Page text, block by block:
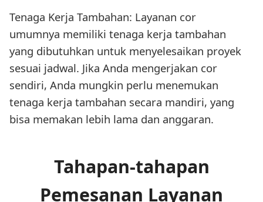
Tenaga Kerja Tambahan: Layanan cor
umumnya memiliki tenaga kerja tambahan
yang dibutuhkan untuk menyelesaikan proyek
sesuai jadwal. Jika Anda mengerjakan cor
sendiri, Anda mungkin perlu menemukan
tenaga kerja tambahan secara mandiri, yang
bisa memakan lebih lama dan anggaran.
Tahapan-tahapan
Pemesanan Layanan